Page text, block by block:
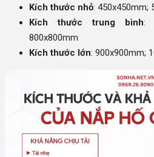
Kích thước nhỏ: 450x450mm;
Kích thước trung bình:
800x800mm
Kích thước lớn: 900x900mm;